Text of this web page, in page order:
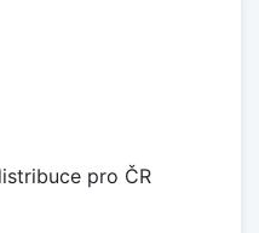
pro ČR